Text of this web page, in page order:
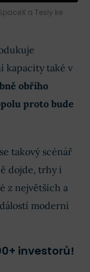
a Tesly ke
kapacity také v
obřího
proto bude
takový scénář
dojde, trhy i
z největších a
moderní
investorů!